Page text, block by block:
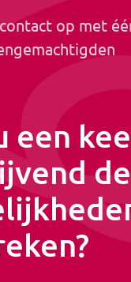
op met
een
de